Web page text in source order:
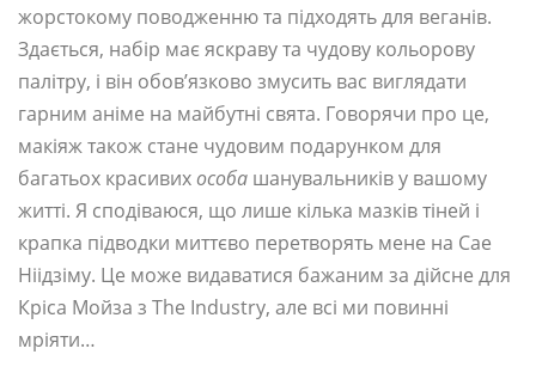
жорстокому поводженню та підходять для веганів.
Здається, набір має яскраву та чудову кольорову
палітру, і він обов’язково змусить вас виглядати
гарним аніме на майбутні свята. Говорячи про це,
макіяж також стане чудовим подарунком для
багатьох красивихособа шанувальників у вашому
житті. Я сподіваюся, що лише кілька мазків тіней і
крапка підводки миттєво перетворять мене на Сае
Ніідзіму. Це може видаватися бажаним за дійсне для
Кріса Мойза з The Industry, але всі ми повинні
мріяти…